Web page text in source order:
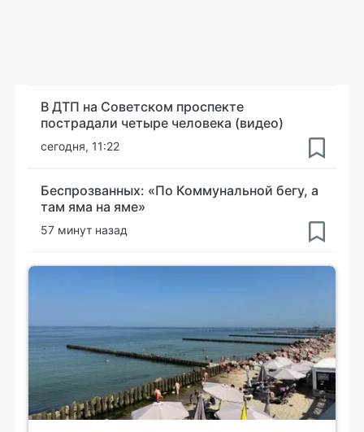
В ДТП на Советском проспекте
пострадали четыре человека (видео)
сегодня, 11:22
Беспрозванных: «По Коммунальной бегу, а
там яма на яме»
57 минут назад